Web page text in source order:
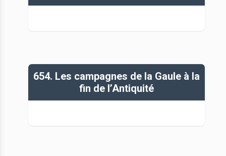
654. Les campagnes de la Gaule à la
fin de l’Antiquité